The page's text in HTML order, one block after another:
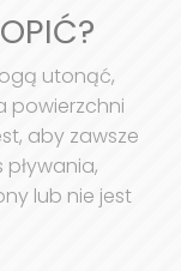
utonąć,
powierzchni
aby zawsze
lub nie jest